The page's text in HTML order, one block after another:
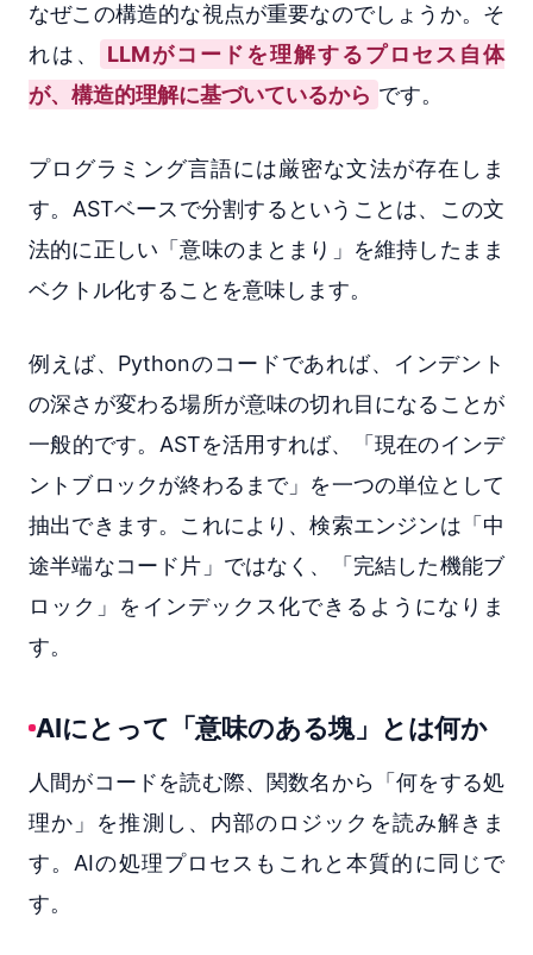
なぜこの構造的な視点が重要なのでしょうか。そ
れは、
LLMがコードを理解するプロセス自体
が、構造的理解に基づいているから です。
プログラミング言語には厳密な文法が存在しま
す。ASTベースで分割するということは、この文
法的に正しい「意味のまとまり」を維持したまま
ベクトル化することを意味します。
例えば、Pythonのコードであれば、インデント
の深さが変わる場所が意味の切れ目になることが
一般的です。ASTを活用すれば、「現在のインデ
ントブロックが終わるまで」を一つの単位として
抽出できます。これにより、検索エンジンは「中
途半端なコード片」ではなく、「完結した機能ブ
ロック」をインデックス化できるようになりま
す。
AIにとって「意味のある塊」とは何か
人間がコードを読む際、関数名から「何をする処
理か」を推測し、内部のロジックを読み解きま
す。AIの処理プロセスもこれと本質的に同じで
す。